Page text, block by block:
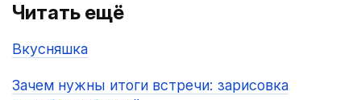
Читать ещё
Вкусняшка
Зачем нужны итоги встречи: зарисовка